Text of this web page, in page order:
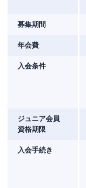
募集期間
年会費
入会条件
ジュニア会員
資格期限
入会手続き